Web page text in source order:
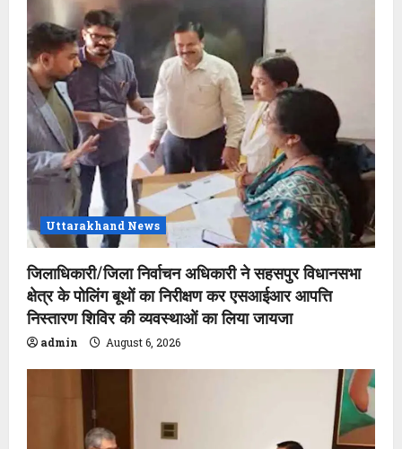
Uttarakhand News
जिलाधिकारी/जिला निर्वाचन अधिकारी ने सहसपुर विधानसभा
क्षेत्र के पोलिंग बूथों का निरीक्षण कर एसआईआर आपत्ति
निस्तारण शिविर की व्यवस्थाओं का लिया जायजा
admin August 6, 2026